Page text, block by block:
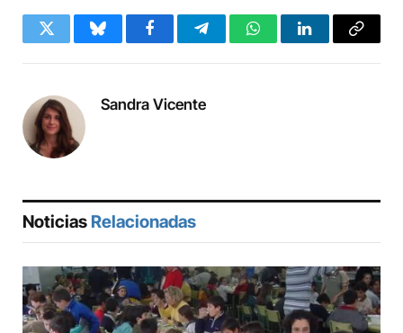
Twitter BlueskyFacebookTelegramWhatsAppLinkedInCopy
Sandra Vicente
Noticias Relacionadas